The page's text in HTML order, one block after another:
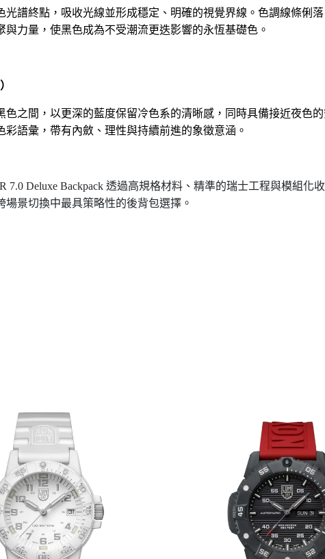
光譜終點，吸收光線並形成穩定、明確的視覺界線。色調線條俐
與力量，使黑色成為不受潮流更迭影響的永恆基礎色。
）
色之間，以更深的藍度保留冷色系的清晰感，同時具備接近夜色
彩語彙，帶有內斂、理性與持續前進的象徵意涵。
7.0 Deluxe Backpack 透過高規格材料、精準的瑞士工程與模組化
場景切換中最具策略性的後背包選擇。